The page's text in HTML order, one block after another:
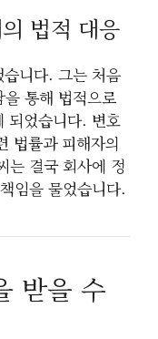
법적 대응
니다. 그는 처음
통해 법적으로
되었습니다. 변호
법률과 피해자의
는 결국 회사에 정
임을 물었습니다.
받을 수